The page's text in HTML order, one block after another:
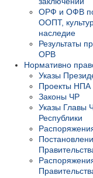
ОРФ и ОФВ
ООПТ,
наследие
Результаты
ОРВ
Нормативно
Указы
Проекты НПА
Законы ЧР
Указы Главы
Республики